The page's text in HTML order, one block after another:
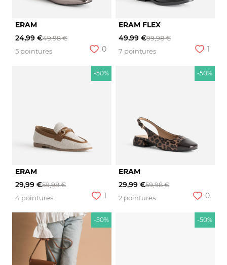
ERAM
24,99 €49,98 €
5 pointures
0
ERAM FLEX
49,99 €99,98 €
7 pointures
1
-50%
ERAM
29,99 €59,98 €
4 pointures
1
-50%
ERAM
29,99 €59,98 €
2 pointures
0
-50% -50%